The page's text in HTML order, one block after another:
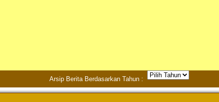
Arsip Berita Berdasarkan Tahun :